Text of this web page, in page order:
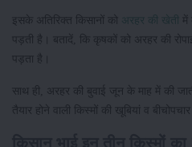
इसके अतिरिक्त किसानों को अरहर की खेती
में
पड़ती है। बतादें, कि कृषकों को अरहर की
पड़ता है।
साथ ही, अरहर की बुवाई जून के माह में की
तैयार होने वाली किस्मों की खूबियां व